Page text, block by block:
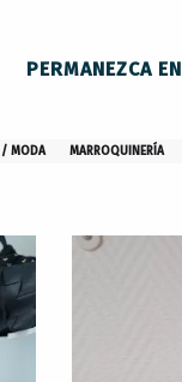
PERMANEZCA EN
/ MODA MARROQUINERÍA